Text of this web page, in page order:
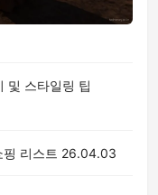
및 스타일링 팁
리스트 26.04.03